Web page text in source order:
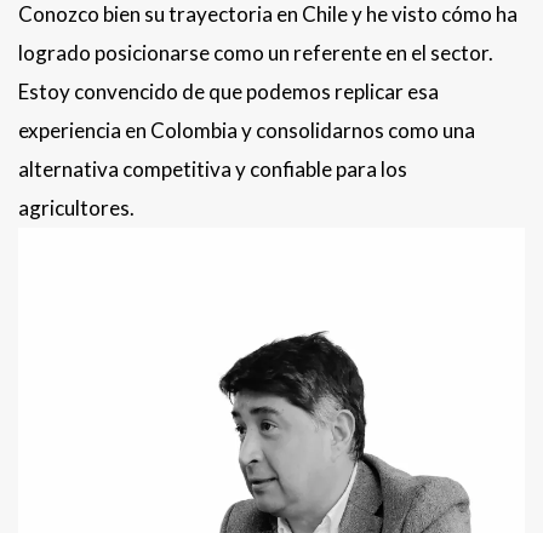
Conozco bien su trayectoria en Chile y he visto cómo ha
logrado posicionarse como un referente en el sector.
Estoy convencido de que podemos replicar esa
experiencia en Colombia y consolidarnos como una
alternativa competitiva y confiable para los
agricultores.